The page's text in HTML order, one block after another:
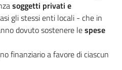
soggetti privati e
gli stessi enti locali - che in
dovuto sostenere lespese
finanziario a favore di ciascun